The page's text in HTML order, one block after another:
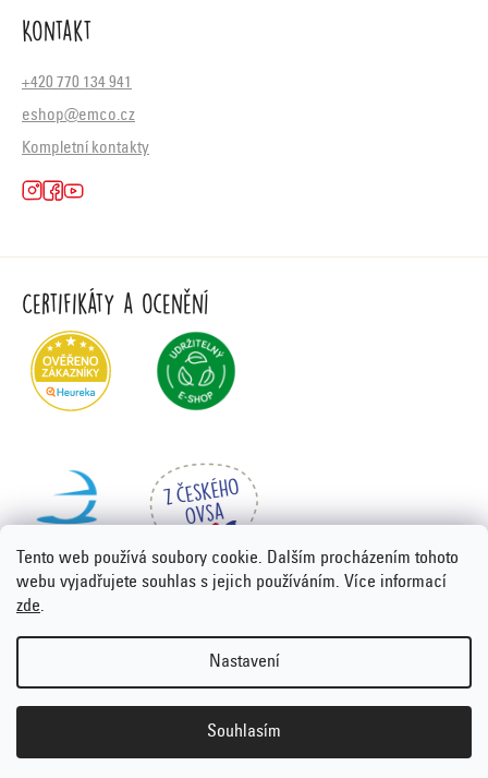
Tento web používá soubory cookie. Dalším procházením tohoto
webu vyjadřujete souhlas s jejich používáním. Více informací
zde.
Nastavení
Souhlasím
Kontakt
+420 770 134 941
eshop@emco.cz
Kompletní kontakty
Certifikáty a ocenění
Vytvořil Shoptet Premium
nastavení cookies